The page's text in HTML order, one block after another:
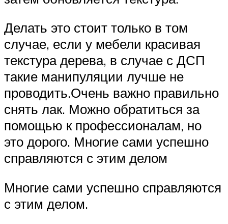
Делать это стоит только в том
случае, если у мебели красивая
текстура дерева, в случае с ДСП
такие манипуляции лучше не
проводить.Очень важно правильно
снять лак. Можно обратиться за
помощью к профессионалам, но
это дорого. Многие сами успешно
справляются с этим делом
Многие сами успешно справляются
с этим делом.